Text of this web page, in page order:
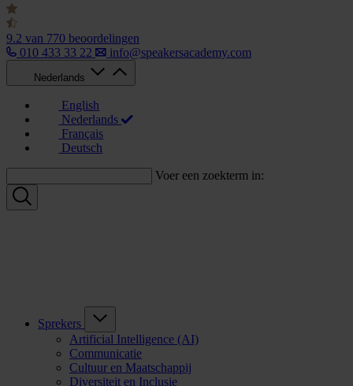
9.2 van 770 beoordelingen
010 433 33 22
info@speakersacademy.com
Nederlands
English
Nederlands
Français
Deutsch
Voer een zoekterm in:
Sprekers
Artificial Intelligence (AI)
Communicatie
Cultuur en Maatschappij
Diversiteit en Inclusie